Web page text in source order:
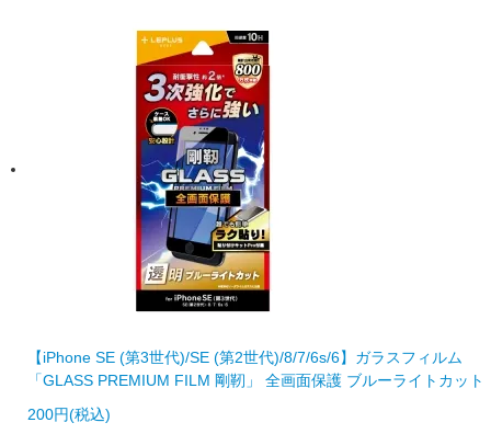
【iPhone SE (第3世代)/SE (第2世代)/8/7/6s/6】ガラスフィルム
「GLASS PREMIUM FILM 剛靭」 全画面保護 ブルーライトカット
200円(税込)